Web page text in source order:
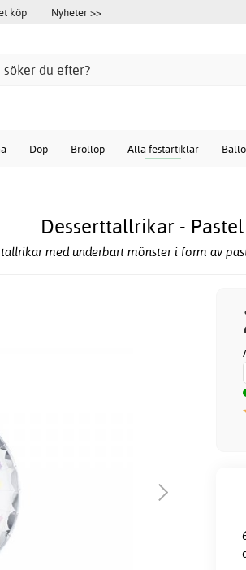
köp Nyheter >>
Dop Bröllop Alla festartiklar
Desserttallrikar -
med underbart mönster i form av